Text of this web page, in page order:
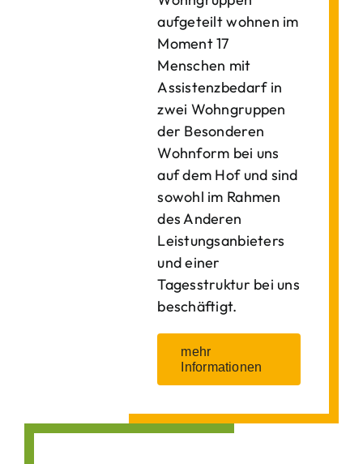
aufgeteilt wohnen im
Moment 17
Menschen mit
Assistenzbedarf in
zwei Wohngruppen
der Besonderen
Wohnform bei uns
auf dem Hof und sind
sowohl im Rahmen
des Anderen
Leistungsanbieters
und einer
Tagesstruktur bei uns
beschäftigt.
mehr
Informationen